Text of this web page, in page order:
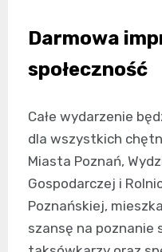
Darmowa
społeczność
Całe wydarzenie
dla wszystkich
Miasta Poznań,
Gospodarczej i
Poznańskiej,
szansę na poznanie